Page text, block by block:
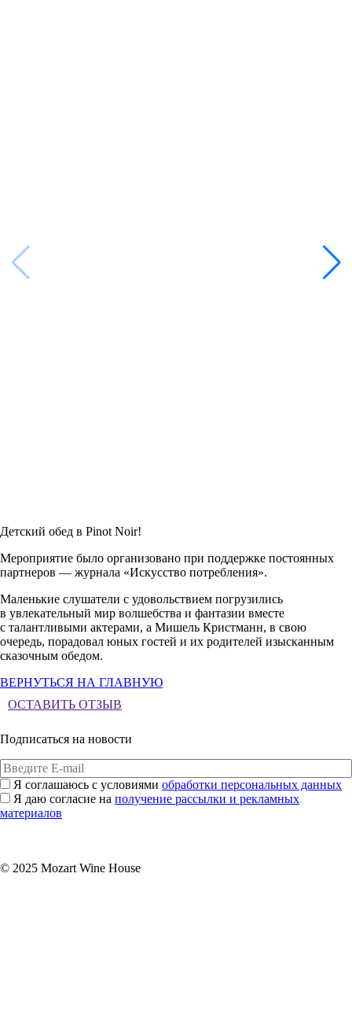
Детский обед в Pinot Noir!
Мероприятие было организовано при поддержке постоянных
партнеров — журнала «Искусство потребления».
Маленькие слушатели с удовольствием погрузились
в увлекательный мир волшебства и фантазии вместе
с талантливыми актерами, а Мишель Кристманн, в свою
очередь, порадовал юных гостей и их родителей изысканным
сказочным обедом.
ВЕРНУТЬСЯ НА ГЛАВНУЮ
ОСТАВИТЬ ОТЗЫВ
Подписаться на новости
Я соглашаюсь с условиями обработки персональных данных
Я даю согласие на получение рассылки и рекламных
материалов
© 2025 Mozart Wine House